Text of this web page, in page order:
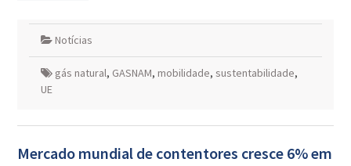
Notícias
gás natural, GASNAM, mobilidade, sustentabilidade,
UE
Mercado mundial de contentores cresce 6% em